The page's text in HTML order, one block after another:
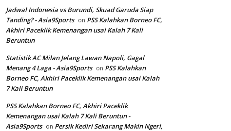
Jadwal Indonesia vs Burundi, Skuad Garuda Siap
Tanding? - Asia9Sports on PSS Kalahkan Borneo FC,
Akhiri Paceklik Kemenangan usai Kalah 7 Kali
Beruntun
Statistik AC Milan Jelang Lawan Napoli, Gagal
Menang 4 Laga - Asia9Sports on PSS Kalahkan
Borneo FC, Akhiri Paceklik Kemenangan usai Kalah
7 Kali Beruntun
PSS Kalahkan Borneo FC, Akhiri Paceklik
Kemenangan usai Kalah 7 Kali Beruntun -
Asia9Sports on Persik Kediri Sekarang Makin Ngeri,